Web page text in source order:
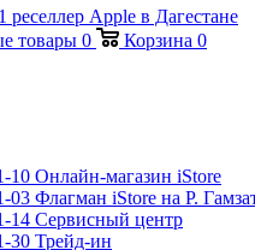
товары 0 Корзина 0
10 Онлайн-магазин iStore
03 Флагман iStore на Р.
14 Сервисный центр
30 Трейд-ин